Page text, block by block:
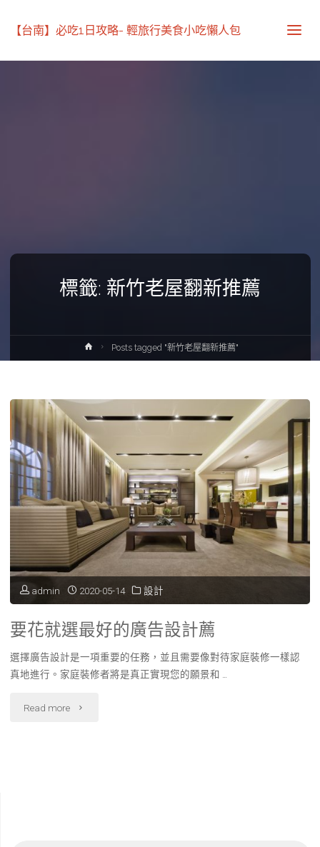
【台南】必吃1日攻略- 輕旅行美食小吃懶人包
標籤: 新竹老屋翻新推薦
HomePosts tagged "新竹老屋翻新推薦"
admin 2020-05-14 設計
要花就選最好的廣告設計薦
選擇廣告設計是一項重要的任務，並且需要像對待家庭裝修一樣認
真地進行。家庭裝修者將是真正實現您的願景和 …
Read more "要